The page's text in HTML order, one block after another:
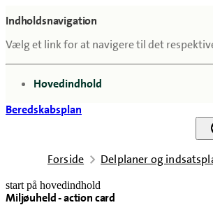
Indholdsnavigation
Vælg et link for at navigere til det
gå til
Hovedindhold
Beredskabsplan
Forside Delplaner og
start på hovedindhold
Miljøuheld - action card
senest opdateret 18. februar 2026